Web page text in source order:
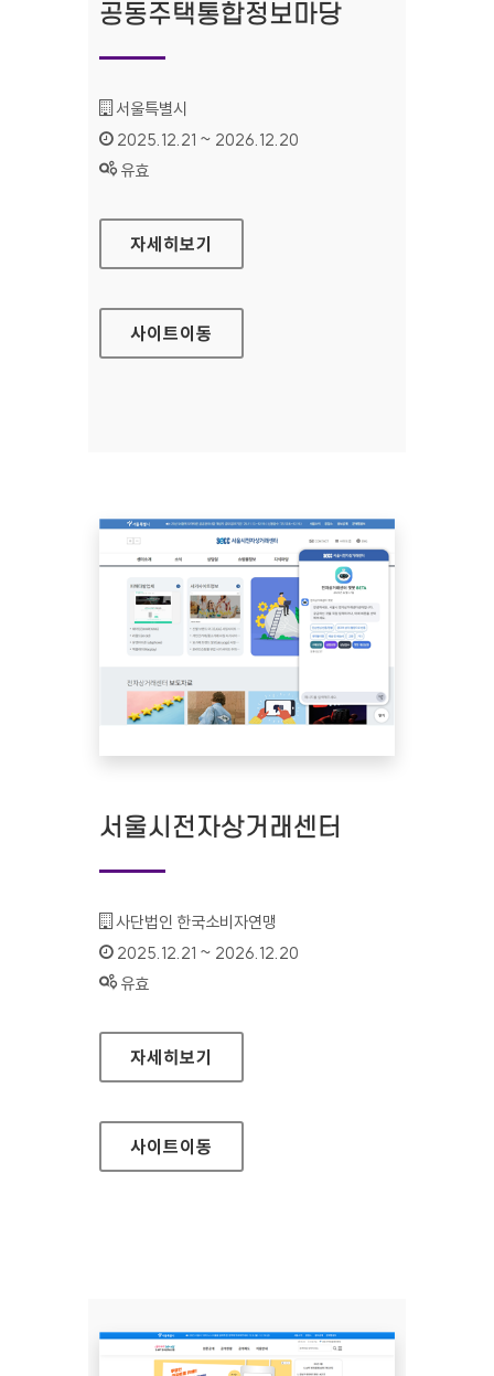
공동주택통합정보마당
기관명 :
서울특별시
인증기간 :
2025.12.21 ~ 2026.12.20
상태 :
유효
서울시 공동주택통합정보마당
자세히보기
사이트이동
서울시전자상거래센터
기관명 :
사단법인 한국소비자연맹
인증기간 :
2025.12.21 ~ 2026.12.20
상태 :
유효
서울시전자상거래센터
자세히보기
사이트이동